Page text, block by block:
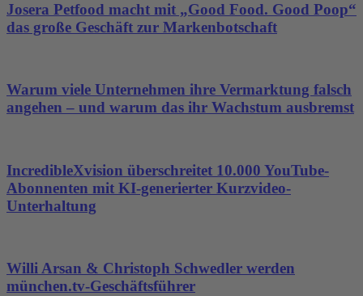
Josera Petfood macht mit „Good Food. Good Poop“
das große Geschäft zur Markenbotschaft
Warum viele Unternehmen ihre Vermarktung falsch
angehen – und warum das ihr Wachstum ausbremst
IncredibleXvision überschreitet 10.000 YouTube-
Abonnenten mit KI-generierter Kurzvideo-
Unterhaltung
Willi Arsan & Christoph Schwedler werden
münchen.tv-Geschäftsführer